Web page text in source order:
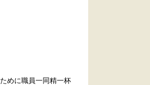
めに職員一同精一杯